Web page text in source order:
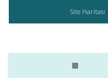
Site Haritası